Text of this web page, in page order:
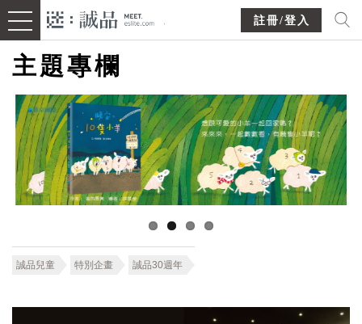
註冊/登入
主題專欄
誠品兒童 特別企畫 誠品30週年